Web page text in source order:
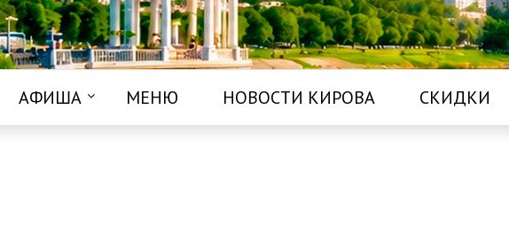
АФИША МЕНЮ НОВОСТИ КИРОВА СКИДКИ